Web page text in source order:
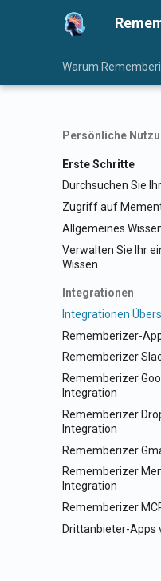
Warum
Persönliche
Erste Schritte
Durchsuchen Sie
Zugriff auf
Allgemeines
Verwalten Sie Ihr
Wissen
Integrationen
Integrationen
Rememberizer-
Rememberizer
Rememberizer
Integration
Rememberizer
Integration
Rememberizer
Rememberizer
Integration
Rememberizer
Drittanbieter-Apps